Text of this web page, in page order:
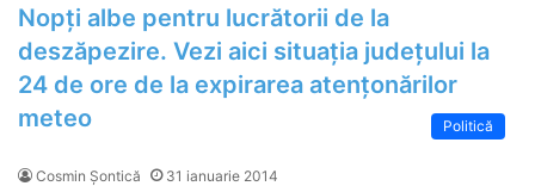
Nopți albe pentru lucrătorii de la
deszăpezire. Vezi aici situația județului la
24 de ore de la expirarea atențonărilor
meteo
Politică
Cosmin Șontică 31 ianuarie 2014